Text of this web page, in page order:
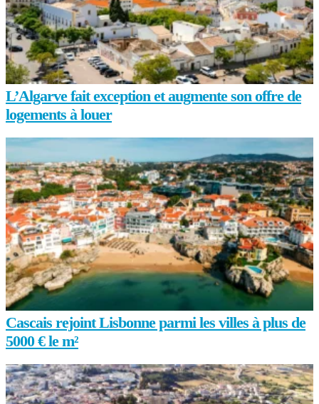
L’Algarve fait exception et augmente son offre de
logements à louer
Cascais rejoint Lisbonne parmi les villes à plus de
5000 € le m²